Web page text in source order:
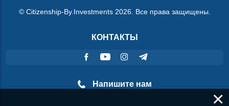
© Citizenship-By.Investments 2026. Все права защищены.
КОНТАКТЫ
Напишите нам
×